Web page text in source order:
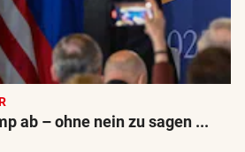
ab – ohne nein zu sagen ...